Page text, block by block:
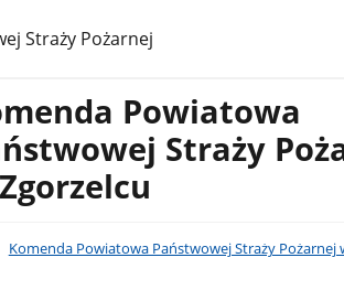
Straży Pożarnej
Powiatowa
Straży
Komenda Powiatowa Państwowej Straży Pożarnej